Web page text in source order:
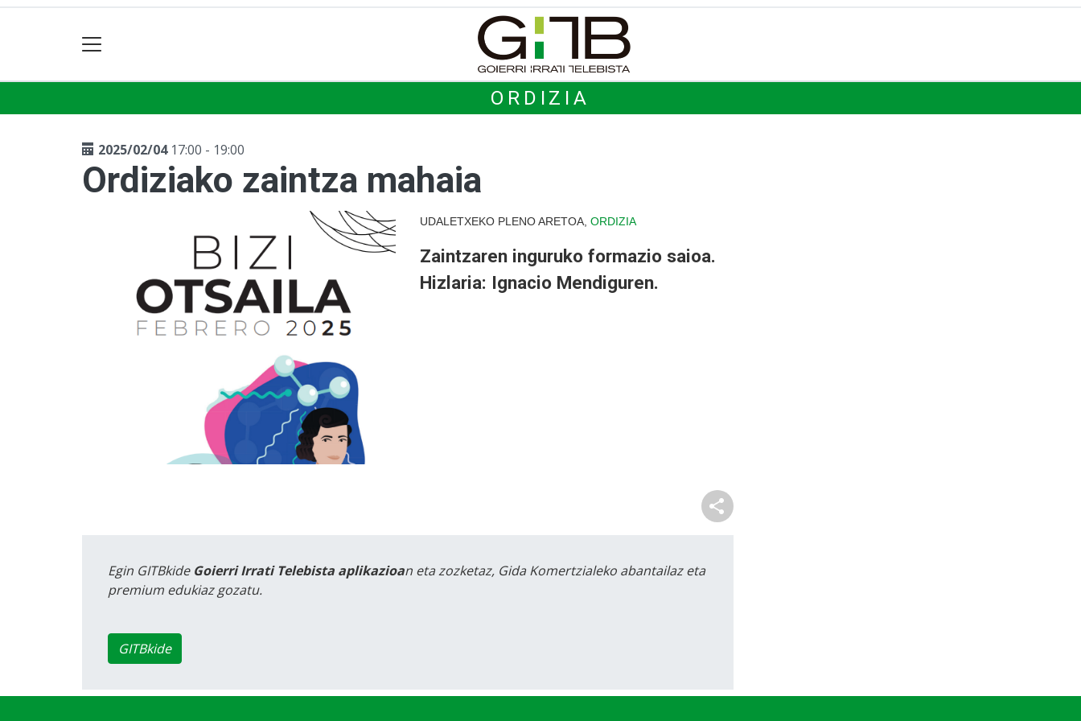
ORDIZIA
2025/02/0417:00 - 19:00
Ordiziako zaintza mahaia
UDALETXEKO PLENO ARETOA, ORDIZIA
Zaintzaren inguruko formazio saioa.
Hizlaria: Ignacio Mendiguren.
Egin GITBkide Goierri Irrati Telebista aplikazioan eta zozketaz, Gida Komertzialeko abantailaz eta
premium edukiaz gozatu.
GITBkide